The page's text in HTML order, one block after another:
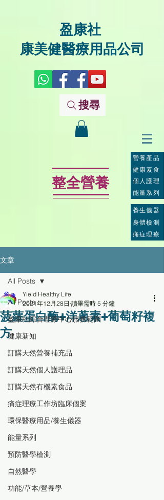
盈康社
康美健醫療用品公司
搜尋
整全營養
營養產品
個人護理
能量系列
健康素食
養生儀器
身體檢測
痛症理療
文章
All Posts
盈康社綜合理療中心服務範圍
健康新知
訂購天然營養補充品
訂購天然個人護理品
訂購天然有機素食品
痛症理療工作坊臨床個案
環保醫療用品/養生儀器
能量系列
預防醫學檢測
自然醫學
功能/草本/營養學
All Posts
菠蘿蛋白酶+洋蔥素+葡萄籽複
方
Yield Healthy Life
2021年12月28日 讀畢需時 5 分鐘